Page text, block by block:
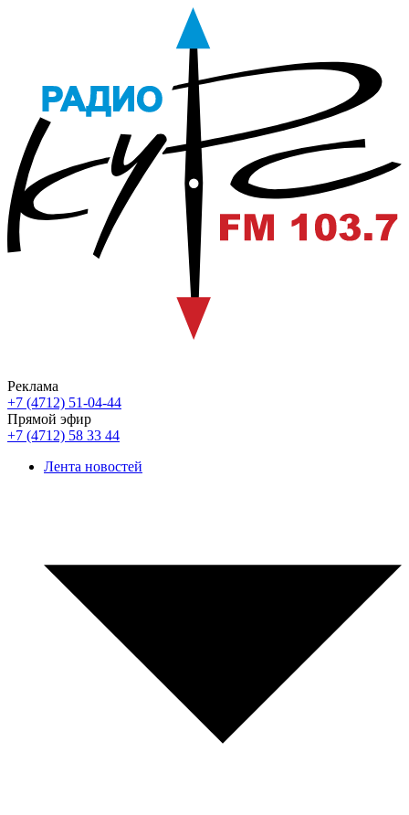
Реклама
+7 (4712) 51-04-44
Прямой эфир
+7 (4712) 58 33 44
Лента новостей